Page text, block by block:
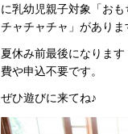
に乳幼児親子対象「おも
チャチャチャ」がありま
夏休み前最後になります
費や申込不要です。
ぜひ遊びに来てね♪